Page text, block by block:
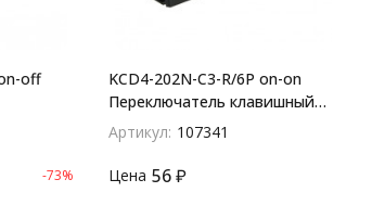
off
-73%
KCD4-202N-C3-R/6P on-on
Переключатель клавишный
(рокерный) (красная клавиша)
Артикул: 107341
Цена 56 ₽